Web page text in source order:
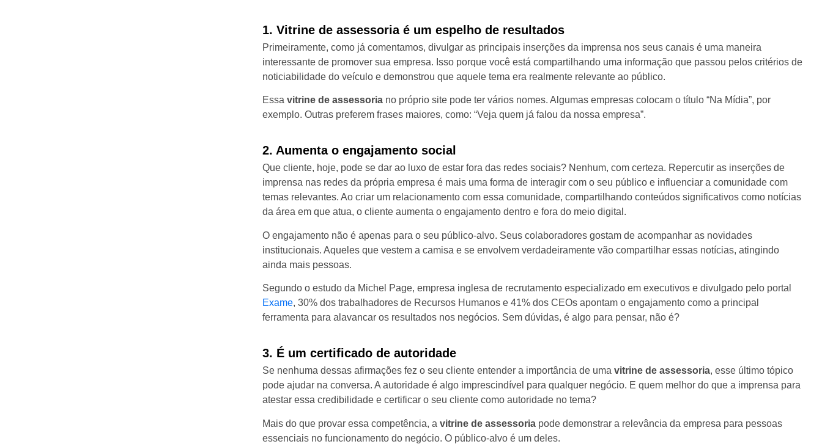
1. Vitrine de assessoria é um espelho de resultados
Primeiramente, como já comentamos, divulgar as principais inserções da imprensa nos seus canais é uma maneira
interessante de promover sua empresa. Isso porque você está compartilhando uma informação que passou pelos critérios de
noticiabilidade do veículo e demonstrou que aquele tema era realmente relevante ao público.
Essa vitrine de assessoriano próprio site pode ter vários nomes. Algumas empresas colocam o título “Na Mídia”, por
exemplo. Outras preferem frases maiores, como: “Veja quem já falou da nossa empresa”.
2. Aumenta o engajamento social
Que cliente, hoje, pode se dar ao luxo de estar fora das redes sociais? Nenhum, com certeza. Repercutir as inserções de
imprensa nas redes da própria empresa é mais uma forma de interagir com o seu público e influenciar a comunidade com
temas relevantes. Ao criar um relacionamento com essa comunidade, compartilhando conteúdos significativos como notícias
da área em que atua, o cliente aumenta o engajamento dentro e fora do meio digital.
O engajamento não é apenas para o seu público-alvo. Seus colaboradores gostam de acompanhar as novidades
institucionais. Aqueles que vestem a camisa e se envolvem verdadeiramente vão compartilhar essas notícias, atingindo
ainda mais pessoas.
Segundo o estudo da Michel Page, empresa inglesa de recrutamento especializado em executivos e divulgado pelo portal
Exame, 30% dos trabalhadores de Recursos Humanos e 41% dos CEOs apontam o engajamento como a principal
ferramenta para alavancar os resultados nos negócios. Sem dúvidas, é algo para pensar, não é?
3. É um certificado de autoridade
Se nenhuma dessas afirmações fez o seu cliente entender a importância de uma vitrine de assessoria, esse último tópico
pode ajudar na conversa. A autoridade é algo imprescindível para qualquer negócio. E quem melhor do que a imprensa para
atestar essa credibilidade e certificar o seu cliente como autoridade no tema?
Mais do que provar essa competência, a vitrine de assessoriapode demonstrar a relevância da empresa para pessoas
essenciais no funcionamento do negócio. O público-alvo é um deles.